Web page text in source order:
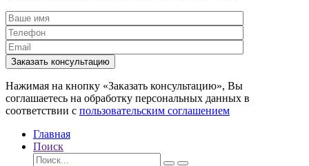
Заказать консультацию
Нажимая на кнопку «Заказать консультацию», Вы
соглашаетесь на обработку персональных данных в
соответствии с пользовательским соглашением
Главная
Поиск